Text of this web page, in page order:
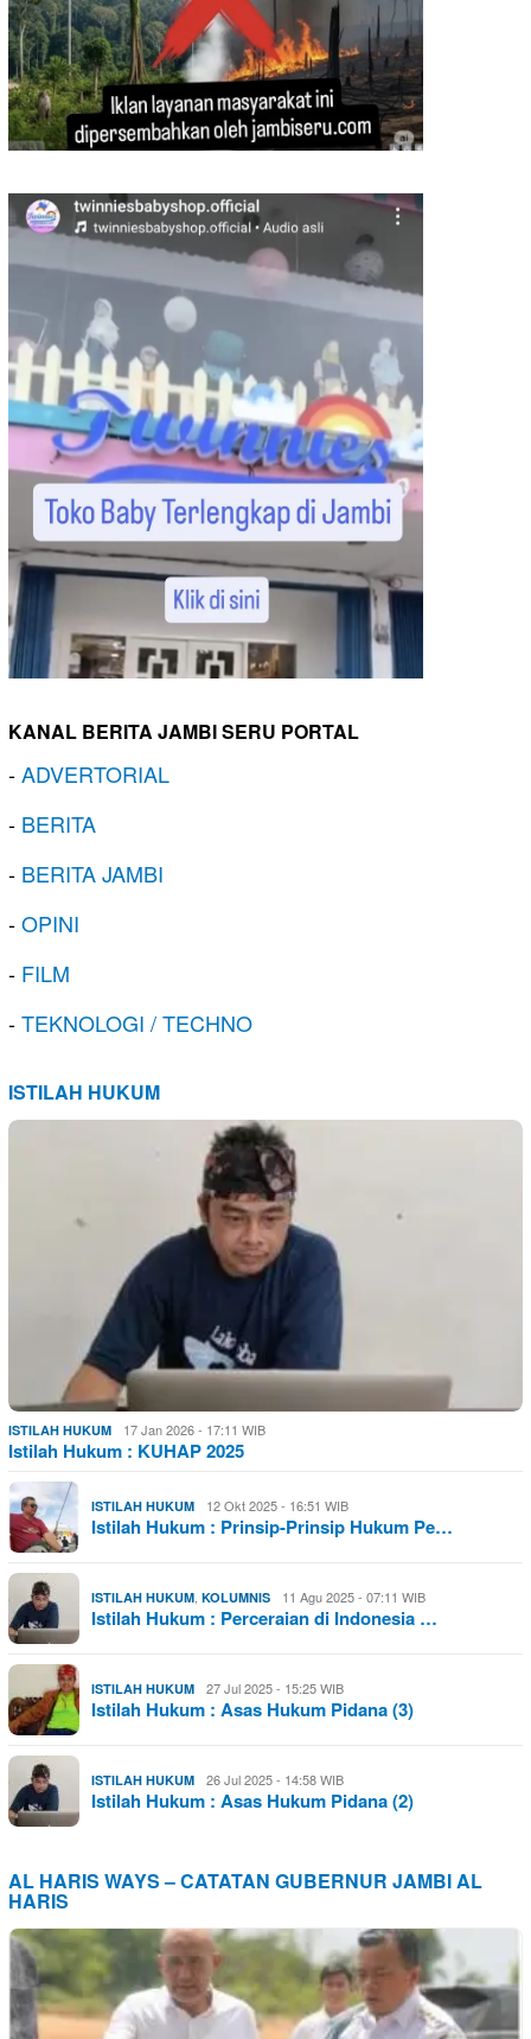
KANAL BERITA JAMBI SERU PORTAL
-ADVERTORIAL
- BERITA
- BERITA JAMBI
-OPINI
- FILM
-TEKNOLOGI / TECHNO
ISTILAH HUKUM
ISTILAH HUKUM 17 Jan 2026 - 17:11 WIB
Istilah Hukum : KUHAP 2025
ISTILAH HUKUM 12 Okt 2025 - 16:51 WIB
Istilah Hukum : Prinsip-Prinsip Hukum Pe…
ISTILAH HUKUM, KOLUMNIS 11 Agu 2025 - 07:11 WIB
Istilah Hukum : Perceraian di Indonesia …
ISTILAH HUKUM 27 Jul 2025 - 15:25 WIB
Istilah Hukum : Asas Hukum Pidana (3)
ISTILAH HUKUM 26 Jul 2025 - 14:58 WIB
Istilah Hukum : Asas Hukum Pidana (2)
AL HARIS WAYS – CATATAN GUBERNUR JAMBI AL
HARIS